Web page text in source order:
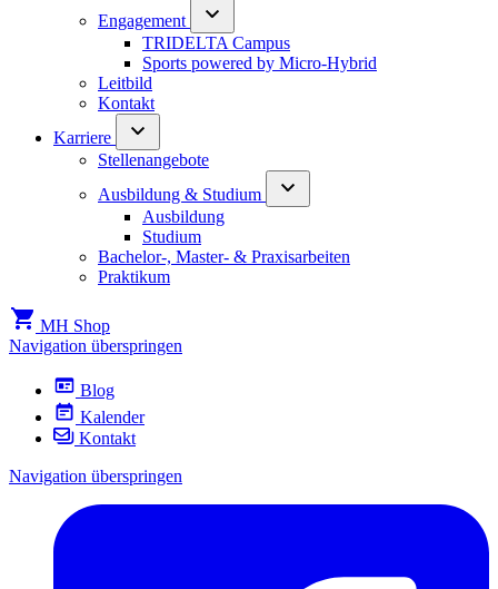
Engagement
TRIDELTA Campus
Sports powered by Micro-Hybrid
Leitbild
Kontakt
Karriere
Stellenangebote
Ausbildung & Studium
Ausbildung
Studium
Bachelor-, Master- & Praxisarbeiten
Praktikum
MH Shop
Navigation überspringen
Blog
Kalender
Kontakt
Navigation überspringen